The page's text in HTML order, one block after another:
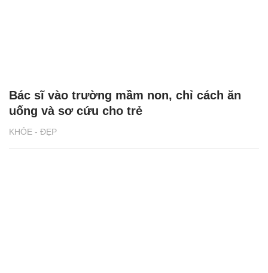
KHỎE - ĐẸP
Bác sĩ vào trường mầm non, chỉ cách ăn
uống và sơ cứu cho trẻ